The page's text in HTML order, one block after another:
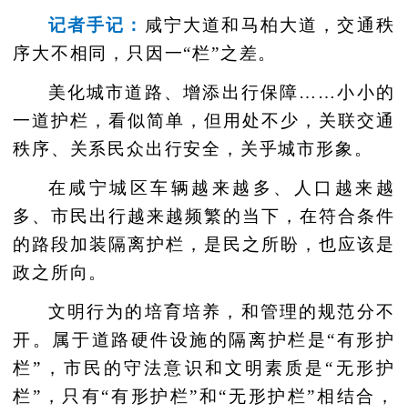
记者手记： 咸宁大道和马柏大道，交通秩
序大不相同，只因一“栏”之差。
美化城市道路、增添出行保障……小小的
一道护栏，看似简单，但用处不少，关联交通
秩序、关系民众出行安全，关乎城市形象。
在咸宁城区车辆越来越多、人口越来越
多、市民出行越来越频繁的当下，在符合条件
的路段加装隔离护栏，是民之所盼，也应该是
政之所向。
文明行为的培育培养，和管理的规范分不
开。属于道路硬件设施的隔离护栏是“有形护
栏”，市民的守法意识和文明素质是“无形护
栏”，只有“有形护栏”和“无形护栏”相结合，